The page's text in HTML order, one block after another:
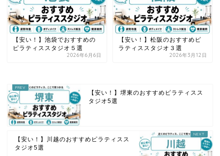
【安い！】池袋でおすすめの
ピラティススタジオ５選
2026年6月6日
【安い！】松阪のおすすめピ
ラティススタジオ３選
2026年3月12日
【安い！】堺東のおすすめピラティスス
タジオ5選
【安い！】川越のおすすめピラティスス
タジオ5選